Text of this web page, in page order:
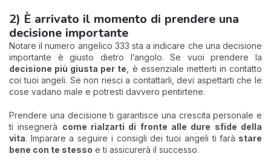
2) È arrivato il momento di prendere una
decisione importante
Notare il numero angelico 333 sta a indicare che una decisione
importante è giusto dietro l’angolo. Se vuoi prendere la
decisione più giusta per te , è essenziale metterti in contatto
coi tuoi angeli. Se non riesci a contattarli, devi aspettarti che le
cose vadano male e potresti davvero pentirtene.
Prendere una decisione ti garantisce una crescita personale e
ti insegnerà come rialzarti di fronte alle dure sfide della
vita. Imparare a seguire i consigli dei tuoi angeli ti farà stare
bene con te stesso e ti assicurerà il successo.